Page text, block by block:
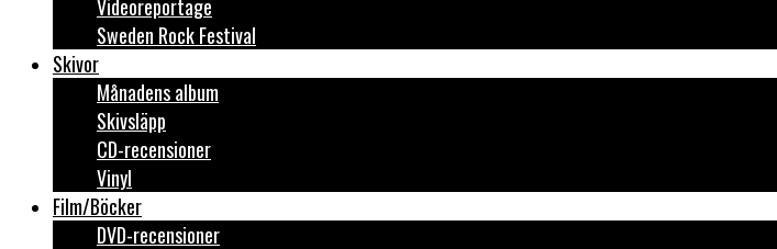
Videoreportage
Sweden Rock Festival
Skivor
Månadens album
Skivsläpp
CD-recensioner
Vinyl
Film/Böcker
DVD-recensioner